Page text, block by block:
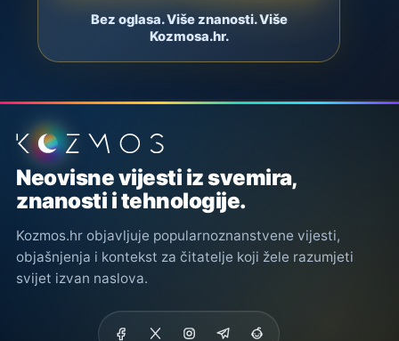
Bez oglasa. Više znanosti. Više
Kozmosa.hr.
Podnožje stranice
Neovisne vijesti iz svemira,
znanosti i tehnologije.
Kozmos.hr objavljuje popularnoznanstvene vijesti,
objašnjenja i kontekst za čitatelje koji žele razumjeti
svijet izvan naslova.